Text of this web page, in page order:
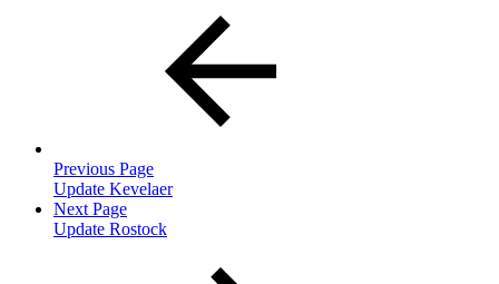
Previous Page
Update Kevelaer
Next Page
Update Rostock